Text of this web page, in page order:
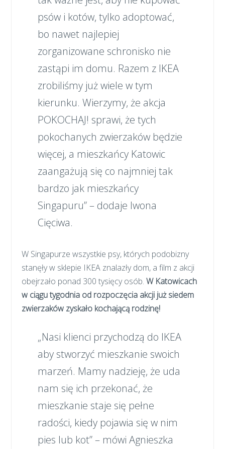
psów i kotów, tylko adoptować,
bo nawet najlepiej
zorganizowane schronisko nie
zastąpi im domu. Razem z IKEA
zrobiliśmy już wiele w tym
kierunku. Wierzymy, że akcja
POKOCHAJ! sprawi, że tych
pokochanych zwierzaków będzie
więcej, a mieszkańcy Katowic
zaangażują się co najmniej tak
bardzo jak mieszkańcy
Singapuru” – dodaje Iwona
Cięciwa.
W Singapurze wszystkie psy, których podobizny
stanęły w sklepie IKEA znalazły dom, a film z akcji
obejrzało ponad 300 tysięcy osób.W Katowicach
w ciągu tygodnia od rozpoczęcia akcji już siedem
zwierzaków zyskało kochającą rodzinę!
„Nasi klienci przychodzą do IKEA
aby stworzyć mieszkanie swoich
marzeń. Mamy nadzieję, że uda
nam się ich przekonać, że
mieszkanie staje się pełne
radości, kiedy pojawia się w nim
pies lub kot” – mówi Agnieszka